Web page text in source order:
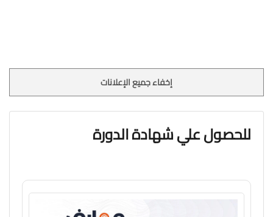
إخفاء جميع الإعلانات
للحصول علي شهادة الدورة